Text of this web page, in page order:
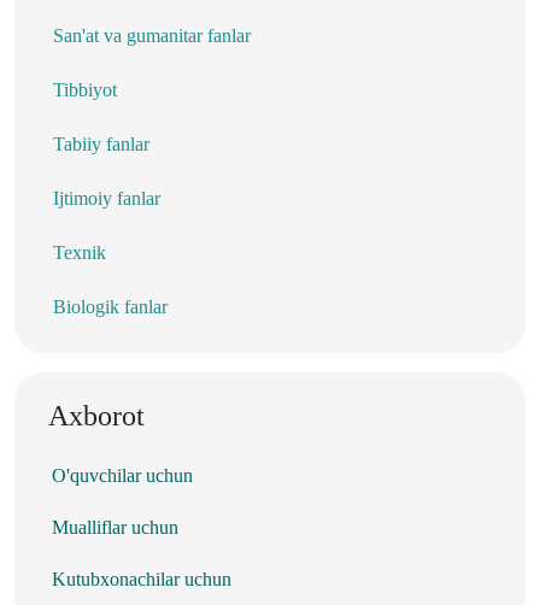
San'at va gumanitar fanlar
Tibbiyot
Tabiiy fanlar
Ijtimoiy fanlar
Texnik
Biologik fanlar
Axborot
O'quvchilar uchun
Mualliflar uchun
Kutubxonachilar uchun